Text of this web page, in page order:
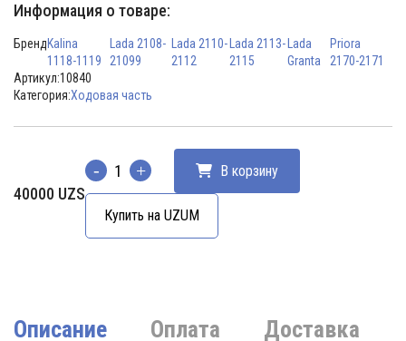
Информация о товаре:
БрендKalina
1118-1119
Lada 2108-
21099
Lada 2110-
2112
Lada 2113-
2115
Lada
Granta
Priora
2170-2171
Артикул:10840
Категория:Ходовая часть
40000 UZS
Количество В корзину
Купить на UZUM
Описание Оплата Доставка